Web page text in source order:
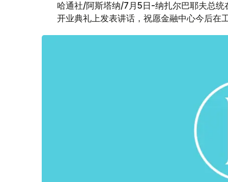
哈通社/阿斯塔纳/7月5日-纳扎尔巴耶夫总
开业典礼上发表讲话，祝愿金融中心今后在